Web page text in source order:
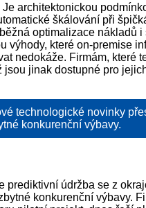
architektonickou
škálování při
optimalizace nákladů
výhody, které on-premise
nedokáže. Firmám, které
jinak dostupné pro
technologické novinky
konkurenční výbavy.
prediktivní údržba se z
konkurenční výbavy.